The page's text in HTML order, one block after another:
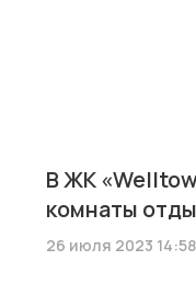
В ЖК
комнаты
26 июля 2023 14:58